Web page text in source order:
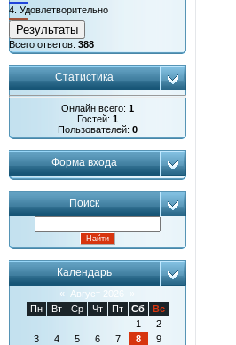
4. Удовлетворительно
Результаты
Всего ответов: 388
Статистика
Онлайн всего: 1
Гостей: 1
Пользователей: 0
Форма входа
Поиск
Календарь
« Август 2026
Пн
Вт Ср Чт Пт Сб
Вс
1
2
3
4 5 6 7 8
9